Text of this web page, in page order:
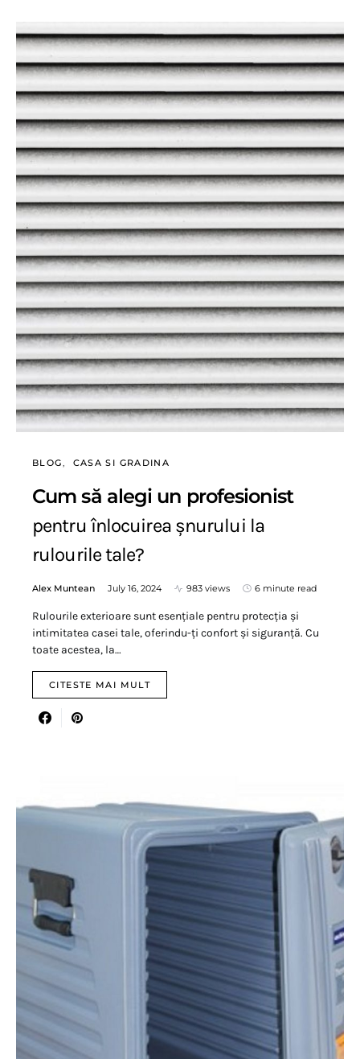
BLOG CASA SI GRADINA
Cum să alegi un profesionist
pentru înlocuirea șnurului la
rulourile tale?
Alex Muntean July 16, 2024 983 views 6 minute read
Rulourile exterioare sunt esențiale pentru protecția și
intimitatea casei tale, oferindu-ți confort și siguranță. Cu
toate acestea, la…
CITESTE MAI MULT